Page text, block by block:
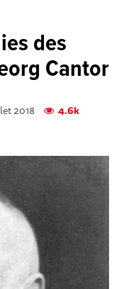
des
Cantor
2018 4.6k